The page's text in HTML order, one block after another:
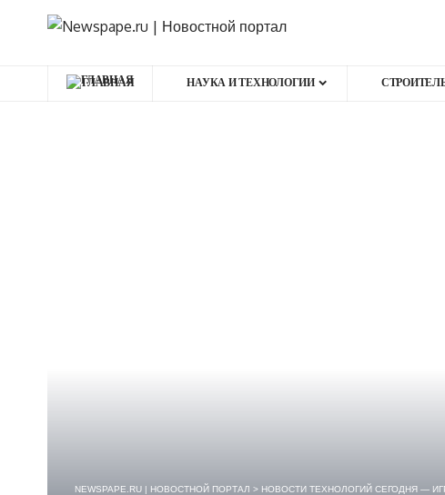
ГЛАВНАЯ НАУКА И ТЕХНОЛОГИИ
NEWSPAPE.RU | НОВОСТНОЙ ПОРТАЛ > НОВОСТИ ТЕХНОЛОГИЙ СЕГОДНЯ —